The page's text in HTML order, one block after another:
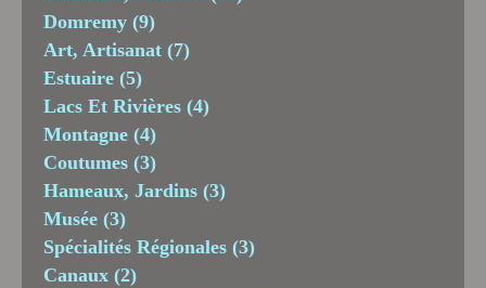
Domremy (9)
Art, Artisanat (7)
Estuaire (5)
Lacs Et Rivières (4)
Montagne (4)
Coutumes (3)
Hameaux, Jardins (3)
Musée (3)
Spécialités Régionales (3)
Canaux (2)